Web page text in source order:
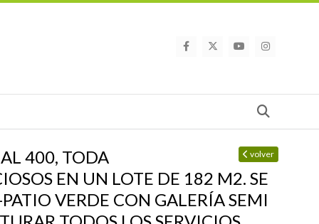
volver
400, TODA
EN UN LOTE DE 182 M2. SE
VERDE CON GALERÍA SEMI